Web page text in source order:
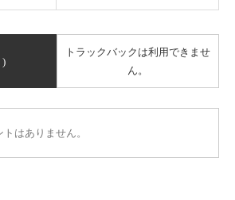
)
トラックバックは利用できませ
ん。
はありません。